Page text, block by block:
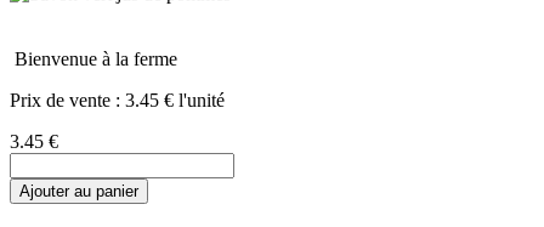
Bienvenue à la ferme
Prix de vente : 3.45 € l'unité
3.45 €
Ajouter au panier